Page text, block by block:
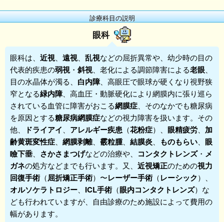
診療科目の説明
眼科
眼科は、 近視 遠視 乱視などの屈折異常や、幼少時の目の
代表的疾患の弱視 ・ 斜視 、老化による調節障害による老眼
目の水晶体が濁る、 白内障、高眼圧で眼球が硬くなり視野狭
窄となる緑内障、高血圧・動脈硬化により網膜内に張り巡ら
されている血管に障害がおこる網膜症 、そのなかでも糖尿病
を原因とする糖尿病網膜症などの視力障害を扱います。その
他、
ドライアイ アレルギー疾患 （花粉症）、 眼精疲労
加
齢黄斑変性症
網膜剥離、 霰粒腫、 結膜炎 ものもらい
眼
瞼下垂
さかさまつげなどの治療や、 コンタクトレンズ・ メ
ガネの処方などまでも行います。又、 近視矯正のための視力
回復手術（屈折矯正手術）〜レーザー手術（レーシック）、
オルソケラトロジー ICL手術（眼内コンタクトレンズ）な
ども行われていますが、自由診療のため施設によって費用の
幅があります。